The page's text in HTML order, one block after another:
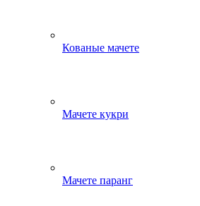
Кованые мачете
Мачете кукри
Мачете паранг